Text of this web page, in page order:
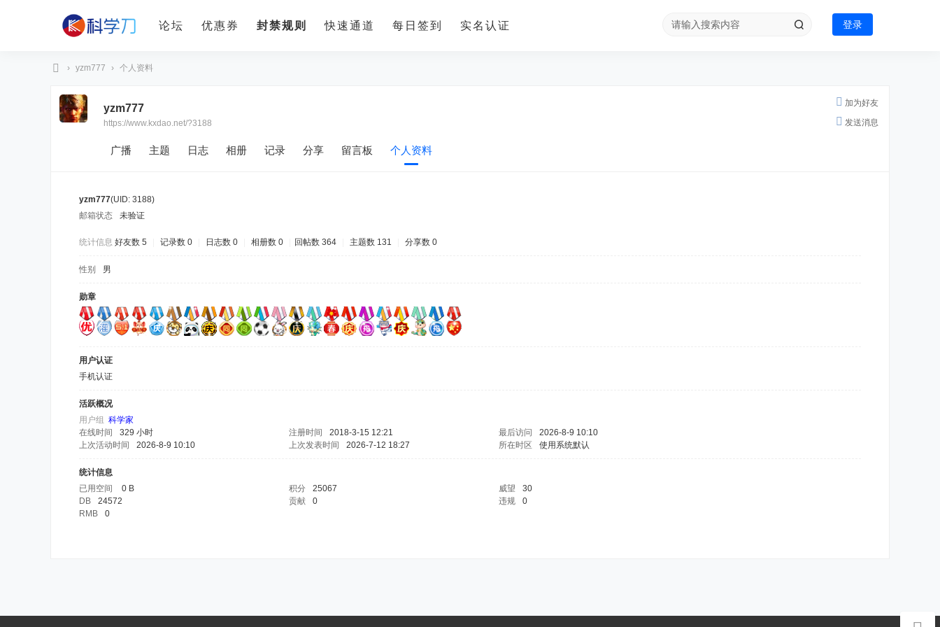
论坛 优惠券 封禁规则 快速通道 每日签到 实名认证 登录
学
› yzm777 › 个人资料
加为好友
发送消息
yzm777
https://www.kxdao.net/?3188
广播 主题 日志 相册 记录 分享 留言板 个人资料
yzm777(UID: 3188)
邮箱状态
未验证
统计信息 好友数 5 记录数 0 日志数 0 相册数 0 回帖数 364 主题数 131 分享数 0
性别 男
勋章
用户认证
手机认证
活跃概况
用户组 科学家
在线时间
329 小时 注册时间 2018-3-15 12:21 最后访问
2026-8-9 10:10
上次活动时间
2026-8-9 10:10 上次发表时间 2026-7-12 18:27 所在时区 使用系统默认
统计信息
已用空间
0 B 积分 25067 威望
30
DB
24572 贡献 0 违规
0
RMB
0